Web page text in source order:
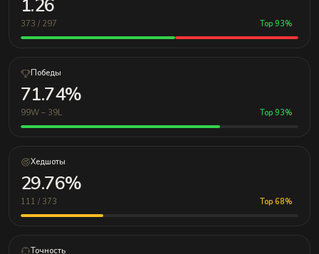
1.26
373 / 297 Top 93%
Победы
71.74%
99W – 39L Top 93%
Хедшоты
29.76%
111 / 373 Top 68%
Точность